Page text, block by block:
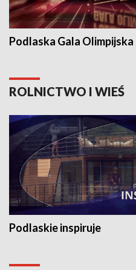
Podlaska Gala Olimpijska
ROLNICTWO I WIEŚ
Podlaskie inspiruje